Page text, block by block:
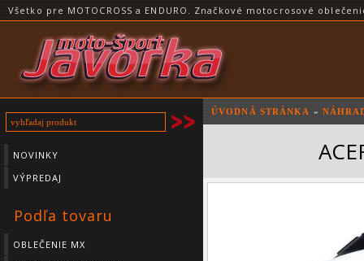
Všetko pre MOTOCROSS a ENDURO. Značkové motocrosové
NOVINKY
VÝPREDAJ
Podľa tovaru
OBLEČENIE MX
ÚVODNÁ STRÁNKA »